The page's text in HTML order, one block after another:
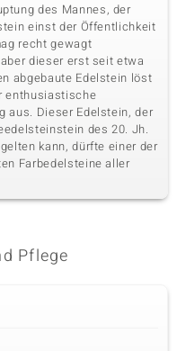
des Mannes, der
einst der Öffentlichkeit
recht gewagt
dieser erst seit etwa
abgebaute Edelstein löst
enthusiastische
aus. Dieser Edelstein, der
des 20. Jh.
kann, dürfte einer der
Farbedelsteine aller
Pflege